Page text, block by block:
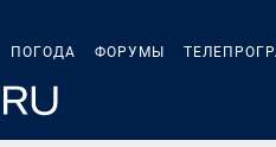
ПОГОДА ФОРУМЫ